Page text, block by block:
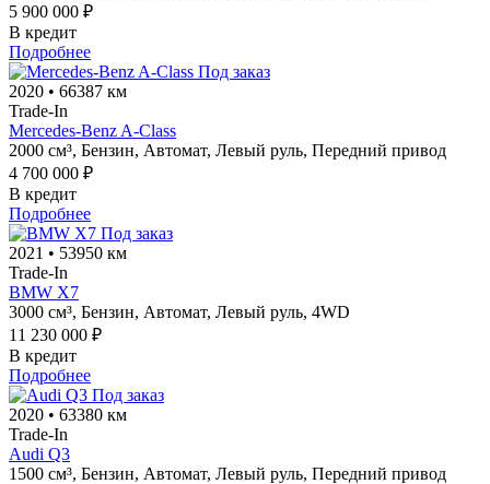
5 900 000 ₽
В кредит
Подробнее
Под заказ
2020 • 66387 км
Trade-In
Mercedes-Benz A-Class
2000 см³, Бензин, Автомат, Левый руль, Передний привод
4 700 000 ₽
В кредит
Подробнее
Под заказ
2021 • 53950 км
Trade-In
BMW X7
3000 см³, Бензин, Автомат, Левый руль, 4WD
11 230 000 ₽
В кредит
Подробнее
Под заказ
2020 • 63380 км
Trade-In
Audi Q3
1500 см³, Бензин, Автомат, Левый руль, Передний привод